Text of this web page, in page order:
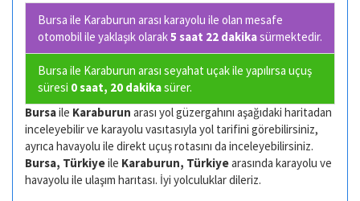
Bursa ile Karaburun arası karayolu ile olan mesafe
otomobil ile yaklaşık olarak5 saat 22 dakikasürmektedir.
Bursa ile Karaburun arası seyahat uçak ile yapılırsa uçuş
süresi 0 saat, 20 dakikasürer.
Bursaile Karaburun arası yol güzergahını aşağıdaki haritadan
inceleyebilir ve karayolu vasıtasıyla yol tarifini görebilirsiniz,
ayrıca havayolu ile direkt uçuş rotasını da inceleyebilirsiniz.
Bursa, Türkiyeile Karaburun, Türkiyearasında karayolu ve
havayolu ile ulaşım harıtası. İyi yolculuklar dileriz.